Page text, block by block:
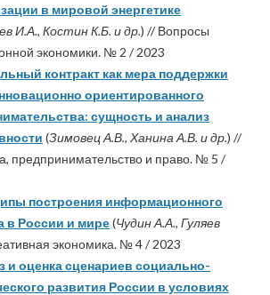
в мировой энергетике
И.А., Костин К.Б. и др.) // Вопросы
экономики. № 2 / 2023
контракт как мера поддержки
ориентированного
сущность и анализ
(Зимовец А.В., Ханина А.В. и др.) //
предпринимательство и право. № 5 /
построения информационного
в России и мире(Чудин А.А., Гуляев
экономика. № 4 / 2023
и оценка сценариев социально-
развития России в условиях